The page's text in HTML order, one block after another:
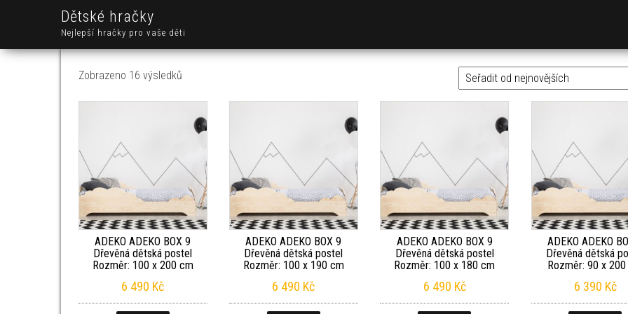
Dětské hračky
Nejlepší hračky pro vaše děti
Zobrazeno 16 výsledků
ADEKO ADEKO BOX 9
Dřevěná dětská postel
Rozměr: 100 x 200 cm
6 490 Kč
ADEKO ADEKO BOX 9
Dřevěná dětská postel
Rozměr: 100 x 190 cm
6 490 Kč
ADEKO ADEKO BOX 9
Dřevěná dětská postel
Rozměr: 100 x 180 cm
6 490 Kč
ADEKO ADEKO
Dřevěná dětská
Rozměr: 90 x
6 390 Kč